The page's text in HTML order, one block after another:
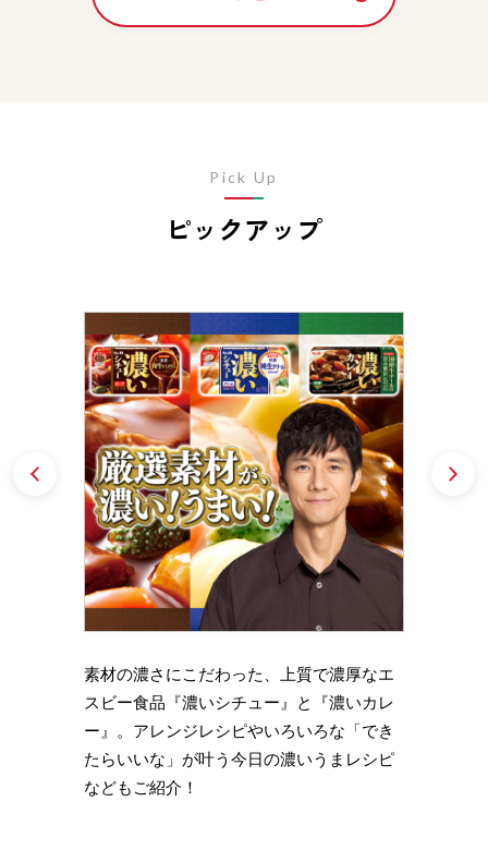
ピックアップ
Pick Up
素材の濃さにこだわった、上質で濃厚なエ
スビー食品『濃いシチュー』と『濃いカレ
ー』。アレンジレシピやいろいろな「でき
たらいいな」が叶う今日の濃いうまレシピ
などもご紹介！
Prev